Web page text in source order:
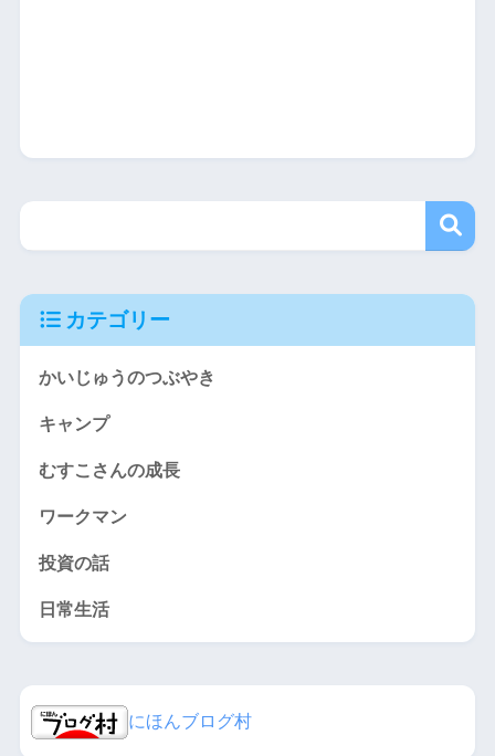
カテゴリー
かいじゅうのつぶやき
キャンプ
むすこさんの成長
ワークマン
投資の話
日常生活
にほんブログ村